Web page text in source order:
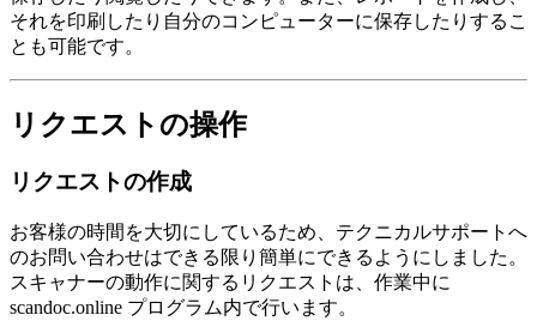
それを印刷したり自分のコンピューターに保存したりするこ
とも可能です。
リクエストの操作
リクエストの作成
お客様の時間を大切にしているため、テクニカルサポートへ
のお問い合わせはできる限り簡単にできるようにしました。
スキャナーの動作に関するリクエストは、作業中に
scandoc.online プログラム内で行います。